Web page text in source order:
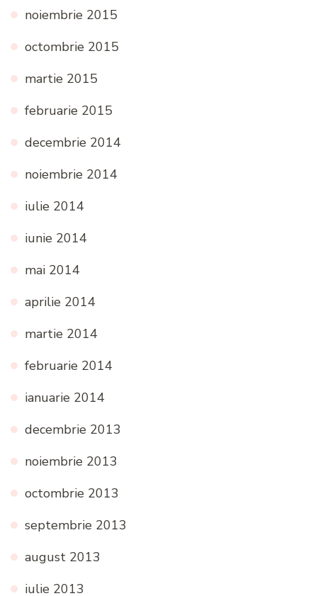
noiembrie 2015
octombrie 2015
martie 2015
februarie 2015
decembrie 2014
noiembrie 2014
iulie 2014
iunie 2014
mai 2014
aprilie 2014
martie 2014
februarie 2014
ianuarie 2014
decembrie 2013
noiembrie 2013
octombrie 2013
septembrie 2013
august 2013
iulie 2013